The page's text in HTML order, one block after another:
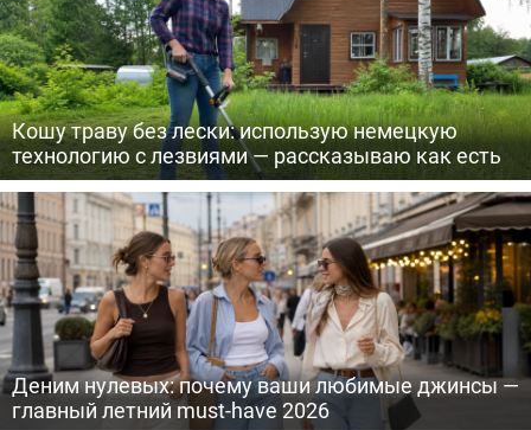
Кошу траву без лески: использую немецкую
технологию с лезвиями — рассказываю как есть
Деним нулевых: почему ваши любимые джинсы —
главный летний must-have 2026